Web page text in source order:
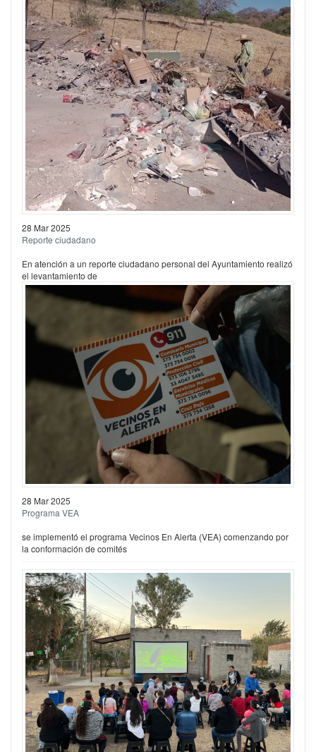
28 Mar 2025
Reporte ciudadano
En atención a un reporte ciudadano personal del Ayuntamiento realizó
el levantamiento de
28 Mar 2025
Programa VEA
se implementó el programa Vecinos En Alerta (VEA) comenzando por
la conformación de comités